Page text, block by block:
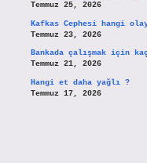
Temmuz 25, 2026
Kafkas Cephesi hangi
Temmuz 23, 2026
Bankada çalışmak için
Temmuz 21, 2026
Hangi et daha yağlı ?
Temmuz 17, 2026